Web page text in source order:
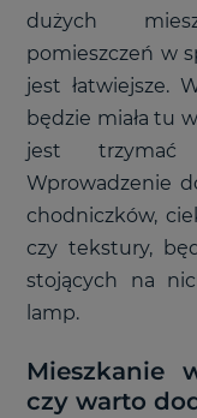
dużych
pomieszczeń w
jest łatwiejsze.
będzie miała tu
jest trzymać
Wprowadzenie
chodniczków,
czy tekstury,
stojących na
lamp.
Mieszkanie
czy warto